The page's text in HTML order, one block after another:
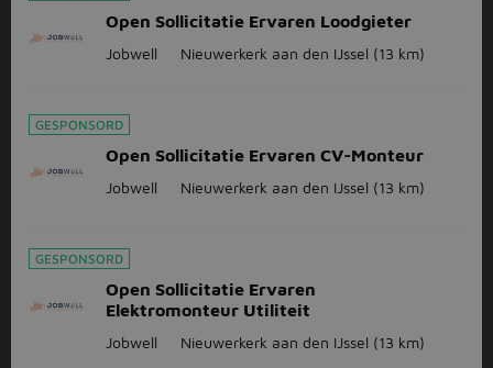
Open Sollicitatie Ervaren Loodgieter
Jobwell Nieuwerkerk aan den IJssel (13 km)
GESPONSORD
Open Sollicitatie Ervaren CV-Monteur
Jobwell Nieuwerkerk aan den IJssel (13 km)
GESPONSORD
Open Sollicitatie Ervaren
Elektromonteur Utiliteit
Jobwell Nieuwerkerk aan den IJssel (13 km)